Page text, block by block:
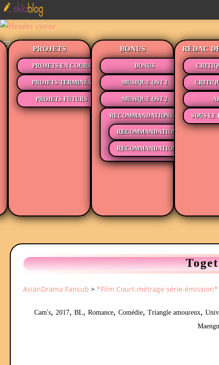
PROJETS
PROJETS EN COURS
PROJETS TERMINÉS
PROJETS FUTURS
BONUS
BONUS
MUSIQUE OST 1
MUSIQUE OST 2
RECOMMANDATIONS
RECOMMANDATIONS MÉDIAS
RECOMMANDATIONS LECTURE
RÉDAC
SOUS
AsianDrama Fansub > *Film Court-métrage série-émission*
Cam's, 2017, BL, Romance, Comédie, Triangle amoureux,